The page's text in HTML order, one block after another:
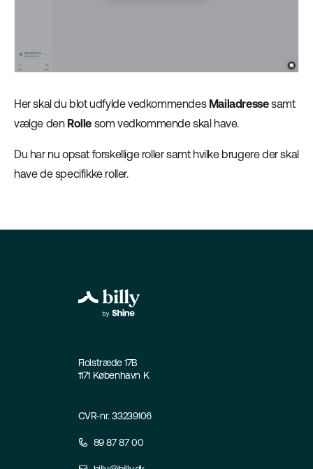
Her skal du blot udfylde vedkommendes Mailadressesamt
vælge den Rolle som vedkommende skal have.
Du har nu opsat forskellige roller samt hvilke brugere der skal
have de specifikke roller.
Fiolstræde 17B
1171 København K
CVR-nr. 33239106
89 87 87 00